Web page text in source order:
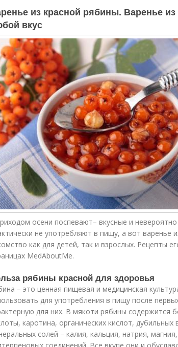
из красной рябины. Варенье
вкус
осени поспевают– вкусные и
не употребляют в пищу, а вот варенье
как для детей, так и взрослых. Рецепты
MedAboutMe.
рябины красной для здоровья
– это ценная пищевая и медицинская
для употребления в пищу после
для них. В мякоти рябины содержится
каротина, органических кислот,
солей – калия, кальция, натрия,